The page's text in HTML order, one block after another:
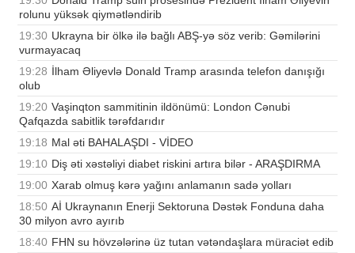
rolunu yüksək qiymətləndirib
19:30 Ukrayna bir ölkə ilə bağlı ABŞ-yə söz verib: Gəmilərini
vurmayacaq
19:28 İlham Əliyevlə Donald Tramp arasında telefon danışığı
olub
19:20 Vaşinqton sammitinin ildönümü: London Cənubi
Qafqazda sabitlik tərəfdarıdır
19:18 Mal əti BAHALAŞDI - VİDEO
19:10 Diş əti xəstəliyi diabet riskini artıra bilər - ARAŞDIRMA
19:00 Xarab olmuş kərə yağını anlamanın sadə yolları
18:50 Aİ Ukraynanın Enerji Sektoruna Dəstək Fonduna daha
30 milyon avro ayırıb
18:40 FHN su hövzələrinə üz tutan vətəndaşlara müraciət edib